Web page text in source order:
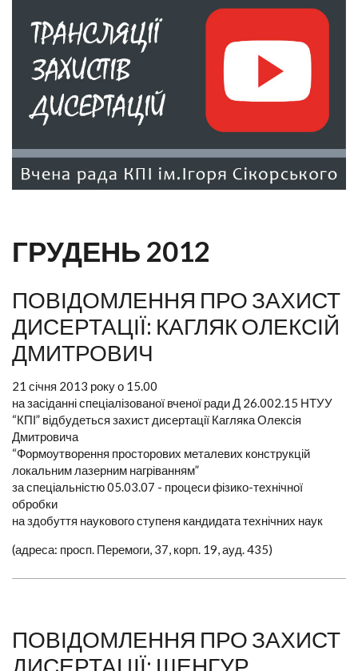
ГРУДЕНЬ 2012
ПОВІДОМЛЕННЯ ПРО ЗАХИСТ
ДИСЕРТАЦІЇ: КАГЛЯК ОЛЕКСІЙ
ДМИТРОВИЧ
21 січня 2013 року о 15.00
на засіданні спеціалізованої вченої ради Д 26.002.15 НТУУ
“КПІ” відбудеться захист дисертації Кагляка Олексія
Дмитровича
“Формоутворення просторових металевих конструкцій
локальним лазерним нагріванням”
за спеціальністю 05.03.07 - процеси фізико-технічної
обробки
на здобуття наукового ступеня кандидата технічних наук
(адреса: просп. Перемоги, 37, корп. 19, ауд. 435)
ПОВІДОМЛЕННЯ ПРО ЗАХИСТ
ДИСЕРТАЦІЇ: ШЕНГУР